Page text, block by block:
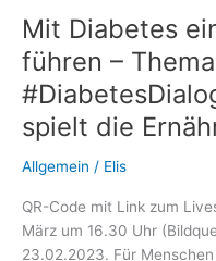
Senioren
sicher
begleiten
Mit Diabetes
führen –
spielt die
Allgemein / Elis
QR-Code mit Link zum
März um 16.30 Uhr
23.02.2023. Für